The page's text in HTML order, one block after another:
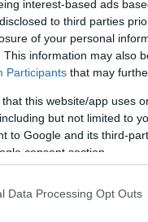
interest-based ads
to third parties
of your personal
This information may also
Participants that may
that this website/app uses
but not limited to
to Google and its third-
consent section.
Data Processing Opt Outs